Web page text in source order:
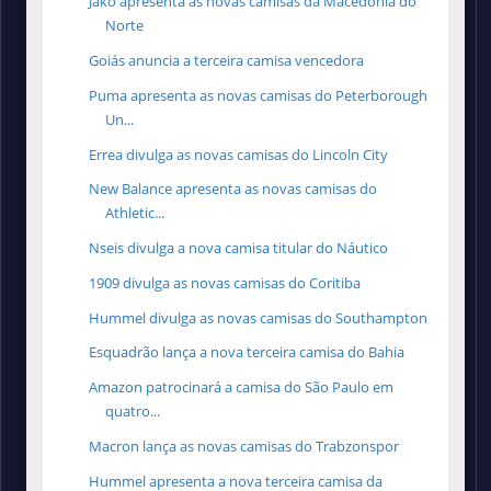
Norte
Goiás anuncia a terceira camisa vencedora
Puma apresenta as novas camisas do Peterborough
Un...
Errea divulga as novas camisas do Lincoln City
New Balance apresenta as novas camisas do
Athletic...
Nseis divulga a nova camisa titular do Náutico
1909 divulga as novas camisas do Coritiba
Hummel divulga as novas camisas do Southampton
Esquadrão lança a nova terceira camisa do Bahia
Amazon patrocinará a camisa do São Paulo em
quatro...
Macron lança as novas camisas do Trabzonspor
Hummel apresenta a nova terceira camisa da